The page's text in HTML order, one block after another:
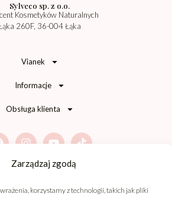
Zarządzaj zgodą
korzystamy z technologii, takich jak pliki
Sylveco sp. z o.o.
Kosmetyków Naturalnych
260F, 36-004 Łąka
Vianek
Informacje
Obsługa klienta
prezentowane na stronie zawierają